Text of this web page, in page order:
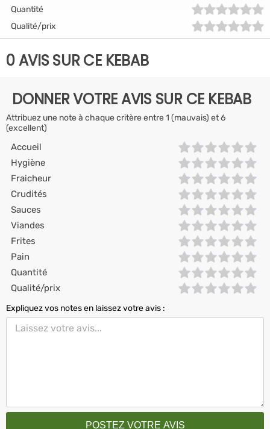
Quantité
Qualité/prix
0 AVIS SUR CE KEBAB
DONNER VOTRE AVIS SUR CE KEBAB
Attribuez une note à chaque critère entre 1 (mauvais) et 6
(excellent)
Accueil
Hygiène
Fraicheur
Crudités
Sauces
Viandes
Frites
Pain
Quantité
Qualité/prix
Expliquez vos notes en laissez votre avis :